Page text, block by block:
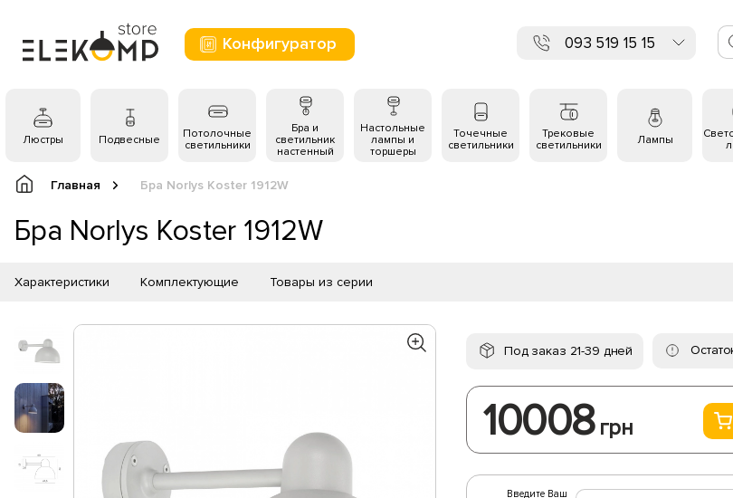
Конфигуратор 093 519 15 15
Люстры Подвесные
Потолочные
светильники
Бра и
светильник
настенный
Настольные
лампы и
торшеры
Точечные
светильники
Трековые
светильники
Лампы
Главная Бра Norlys Koster 1912W
Бра Norlys Koster 1912W
Характеристики Комплектующие Товары из серии
Под заказ 21-39 дней
10008 грн
Введите Ваш